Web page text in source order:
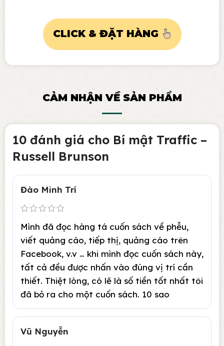
CLICK & ĐẶT HÀNG
CẢM NHẬN VỀ SẢN PHẨM
10 đánh giá cho Bí mật Traffic –
Russell Brunson
Đào Minh Trí
Mình đã đọc hàng tá cuốn sách về phễu,
viết quảng cáo, tiếp thị, quảng cáo trên
Facebook, v.v … khi mình đọc cuốn sách này,
tất cả đều được nhấn vào đúng vị trí cần
thiết. Thiệt lòng, có lẽ là số tiền tốt nhất tôi
đã bỏ ra cho một cuốn sách. 10 sao
Vũ Nguyễn